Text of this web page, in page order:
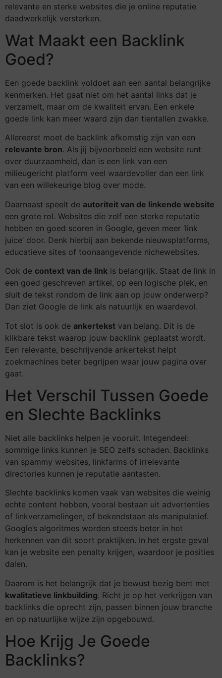
relevante en sterke websites die je online reputatie
daadwerkelijk versterken.
Wat Maakt een Backlink
Goed?
Een goede backlink voldoet aan een aantal belangrijke
kenmerken. Het gaat niet om het aantal links dat je
verzamelt, maar om de kwaliteit ervan. Een enkele
goede link kan meer waard zijn dan tientallen zwakke.
Allereerst moet de backlink afkomstig zijn van een
relevante bron. Als jij bijvoorbeeld een website runt
over duurzaamheid, dan is een link van een
milieugericht platform veel waardevoller dan een link
van een willekeurige blog over mode.
Daarnaast speelt de autoriteit van de linkende website
een grote rol. Websites die zelf een sterke reputatie
hebben en goed scoren in Google, geven meer ‘link
juice’ door. Denk hierbij aan bekende nieuwsplatforms,
educatieve sites of toonaangevende nichewebsites.
Ook de context van de link is belangrijk. Staat de link in
een goed geschreven artikel, op een logische plek, en
sluit de tekst rondom de link aan op jouw onderwerp?
Dan ziet Google de link als natuurlijk en waardevol.
Tot slot is ook de ankertekst van belang. Dit is de
klikbare tekst waarop jouw backlink geplaatst wordt.
Een relevante, beschrijvende ankertekst helpt
zoekmachines beter begrijpen waar jouw pagina over
gaat.
Het Verschil Tussen Goede
en Slechte Backlinks
Niet alle backlinks helpen je vooruit. Integendeel:
sommige links kunnen je SEO zelfs schaden. Backlinks
van spammy websites, linkfarms of irrelevante
directories kunnen je reputatie aantasten.
Slechte backlinks komen vaak van websites die weinig
echte content hebben, vooral bestaan uit advertenties
of linkverzamelingen, of bekendstaan als manipulatief.
Google’s algoritmes worden steeds beter in het
herkennen van dit soort praktijken. In het ergste geval
kan je website een penalty krijgen, waardoor je posities
dalen.
Daarom is het belangrijk dat je bewust bezig bent met
kwalitatieve linkbuilding. Richt je op het verkrijgen van
backlinks die oprecht zijn, passen binnen jouw branche
en op natuurlijke wijze zijn opgebouwd.
Hoe Krijg Je Goede
Backlinks?